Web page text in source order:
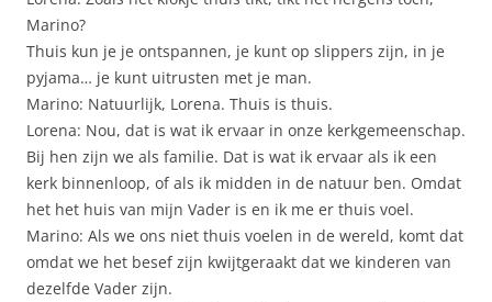
Marino?
Thuis kun je je ontspannen, je kunt op slippers zijn, in je
pyjama… je kunt uitrusten met je man.
Marino: Natuurlijk, Lorena. Thuis is thuis.
Lorena: Nou, dat is wat ik ervaar in onze kerkgemeenschap.
Bij hen zijn we als familie. Dat is wat ik ervaar als ik een
kerk binnenloop, of als ik midden in de natuur ben. Omdat
het het huis van mijn Vader is en ik me er thuis voel.
Marino: Als we ons niet thuis voelen in de wereld, komt dat
omdat we het besef zijn kwijtgeraakt dat we kinderen van
dezelfde Vader zijn.